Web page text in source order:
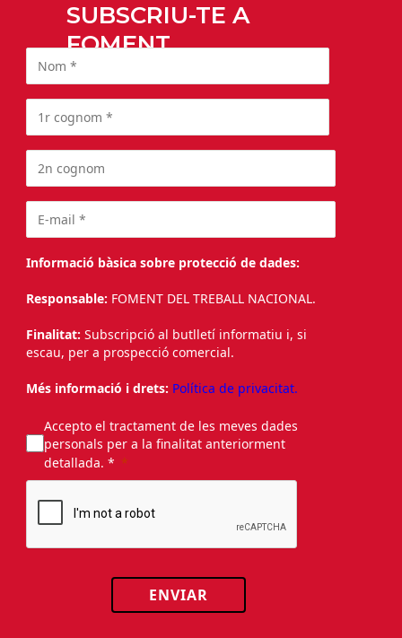
SUBSCRIU-TE A
FOMENT
Informació bàsica sobre protecció de dades:
Responsable: FOMENT DEL TREBALL NACIONAL.
Finalitat: Subscripció al butlletí informatiu i, si
escau, per a prospecció comercial.
Més informació i drets: Política de privacitat.
Accepto el tractament de les meves dades
personals per a la finalitat anteriorment
detallada. *
ENVIAR